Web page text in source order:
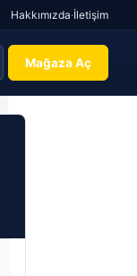
Hakkımızda·İletişim
Mağaza Aç